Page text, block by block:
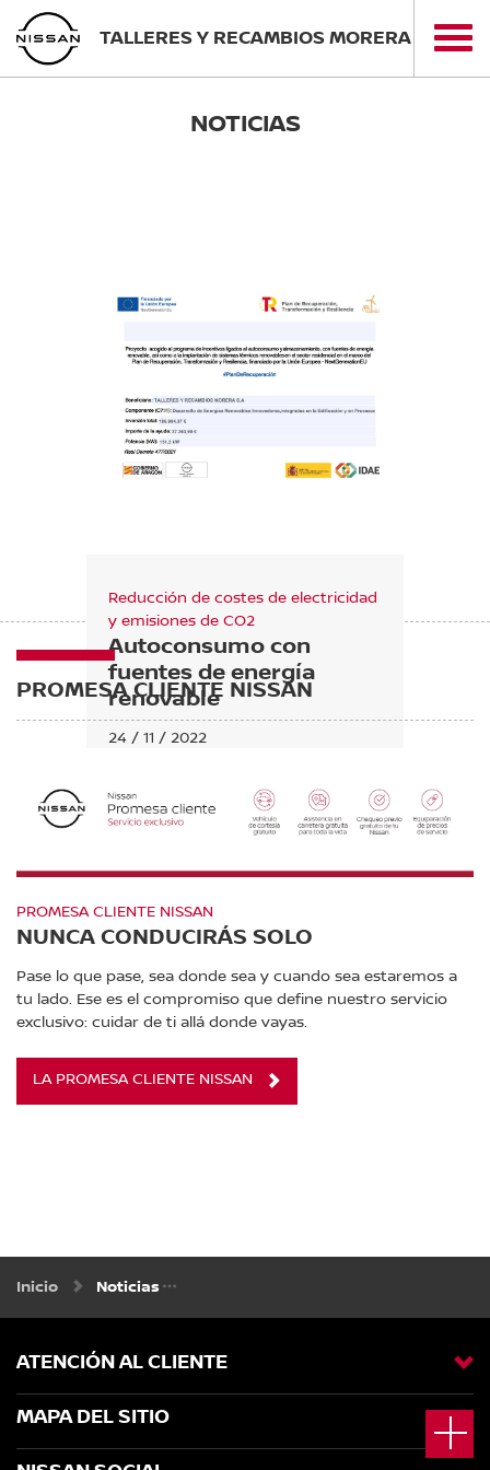
TALLERES Y RECAMBIOS MORERA
NOTICIAS
Reducción de costes de electricidad
y emisiones de CO2
Autoconsumo con
fuentes de energía
renovable
24 / 11 / 2022
Leer más
PROMESA CLIENTE NISSAN
PROMESA CLIENTE NISSAN
NUNCA CONDUCIRÁS SOLO
Pase lo que pase, sea donde sea y cuando sea estaremos a
tu lado. Ese es el compromiso que define nuestro servicio
exclusivo: cuidar de ti allá donde vayas.
LA PROMESA CLIENTE NISSAN
Inicio Noticias
ATENCIÓN AL CLIENTE
MAPA DEL SITIO